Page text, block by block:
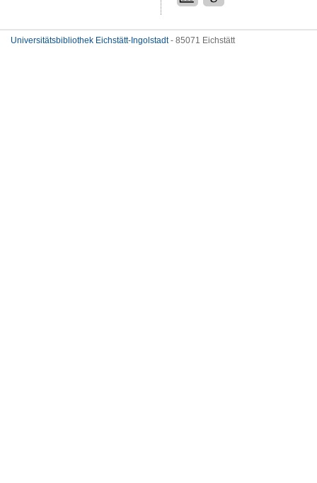
Universitätsbibliothek Eichstätt-Ingolstadt- 85071 Eichstätt